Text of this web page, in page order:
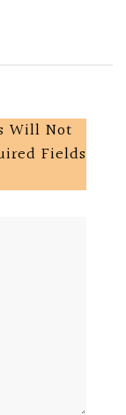
Will Not
Fields